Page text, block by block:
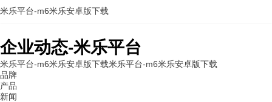
企业动态-米乐平台
米乐平台-m6米乐安卓版下载米乐平台-m6米乐安卓版下载
品牌
产品
新闻
米乐平台-m6米乐安卓版下载